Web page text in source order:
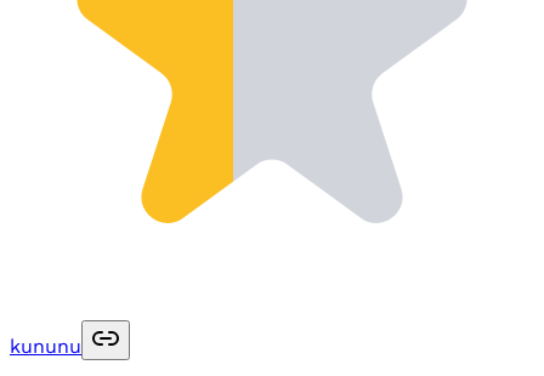
kununu